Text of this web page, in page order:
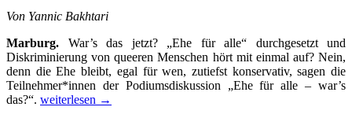
Von Yannic Bakhtari
Marburg. War’s das jetzt? „Ehe für alle“ durchgesetzt und
Diskriminierung von queeren Menschen hört mit einmal auf? Nein,
denn die Ehe bleibt, egal für wen, zutiefst konservativ, sagen die
Teilnehmer*innen der Podiumsdiskussion „Ehe für alle – war’s
das?“. Alte
weiterlesen →